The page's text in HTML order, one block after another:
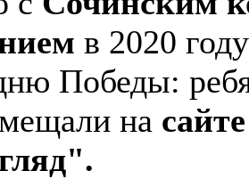
в 2020
Победы:
на